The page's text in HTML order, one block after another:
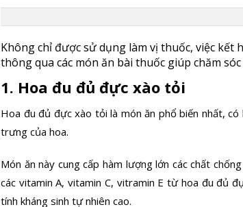
Không chỉ được sử dụng làm vị thuốc, việc
thông qua các món ăn bài thuốc giúp chăm
1. Hoa đu đủ đực xào tỏi
Hoa đu đủ đực xào tỏi là món ăn phổ biến nhất,
trưng của hoa.
Món ăn này cung cấp hàm lượng lớn các chất
các vitamin A, vitamin C, vitramin E từ hoa đu đủ
tính kháng sinh tự nhiên cao.